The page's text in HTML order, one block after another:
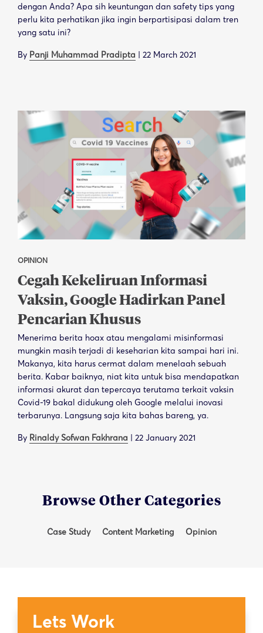
dengan Anda? Apa sih keuntungan dan safety tips yang
perlu kita perhatikan jika ingin berpartisipasi dalam tren
yang satu ini?
By Panji Muhammad Pradipta | 22 March 2021
OPINION
Cegah Kekeliruan Informasi
Vaksin, Google Hadirkan Panel
Pencarian Khusus
Menerima berita hoax atau mengalami misinformasi
mungkin masih terjadi di keseharian kita sampai hari ini.
Makanya, kita harus cermat dalam menelaah sebuah
berita. Kabar baiknya, niat kita untuk bisa mendapatkan
informasi akurat dan tepercaya terutama terkait vaksin
Covid-19 bakal didukung oleh Google melalui inovasi
terbarunya. Langsung saja kita bahas bareng, ya.
By Rinaldy Sofwan Fakhrana | 22 January 2021
Browse Other Categories
Case Study Content Marketing Opinion
Lets Work